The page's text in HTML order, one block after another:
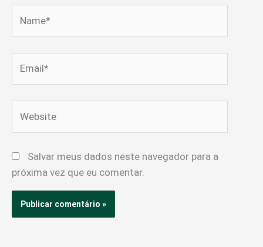
Salvar meus dados neste navegador para a
próxima vez que eu comentar.